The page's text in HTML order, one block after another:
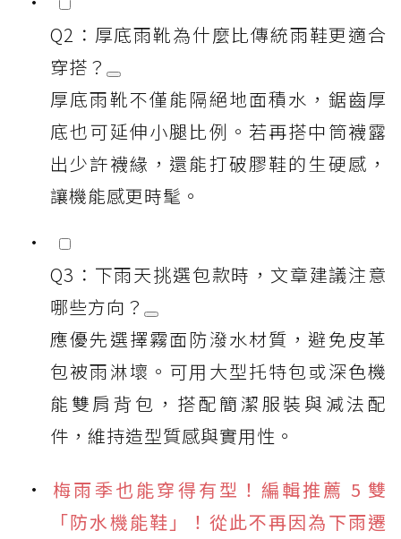
Q2：厚底雨靴為什麼比傳統雨鞋更適合
穿搭？
厚底雨靴不僅能隔絕地面積水，鋸齒厚
底也可延伸小腿比例。若再搭中筒襪露
出少許襪緣，還能打破膠鞋的生硬感，
讓機能感更時髦。
Q3：下雨天挑選包款時，文章建議注意
哪些方向？
應優先選擇霧面防潑水材質，避免皮革
包被雨淋壞。可用大型托特包或深色機
能雙肩背包，搭配簡潔服裝與減法配
件，維持造型質感與實用性。
梅雨季也能穿得有型！編輯推薦 5 雙
「防水機能鞋」！從此不再因為下雨遷